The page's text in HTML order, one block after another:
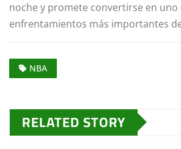
noche y promete convertirse en uno
enfrentamientos más importantes
NBA
RELATED STORY